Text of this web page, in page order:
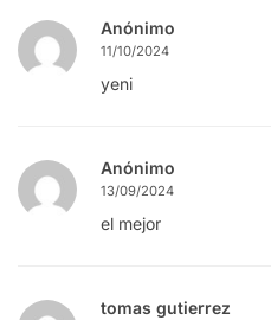
Anónimo
11/10/2024
yeni
Anónimo
13/09/2024
el mejor
tomas gutierrez